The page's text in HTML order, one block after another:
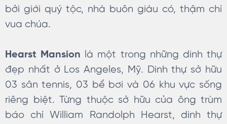
bởi giới quý tộc, nhà buôn giàu có, thậm chí
vua chúa.
Hearst Mansion là một trong những dinh thự
đẹp nhất ở Los Angeles, Mỹ. Dinh thự sở hữu
03 sân tennis, 03 bể bơi và 06 khu vực sống
riêng biệt. Từng thuộc sở hữu của ông trùm
báo chí William Randolph Hearst, dinh thự